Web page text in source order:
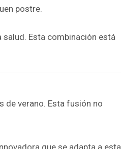
postre.
Esta combinación está
de verano. Esta fusión no
que se adapta a esta